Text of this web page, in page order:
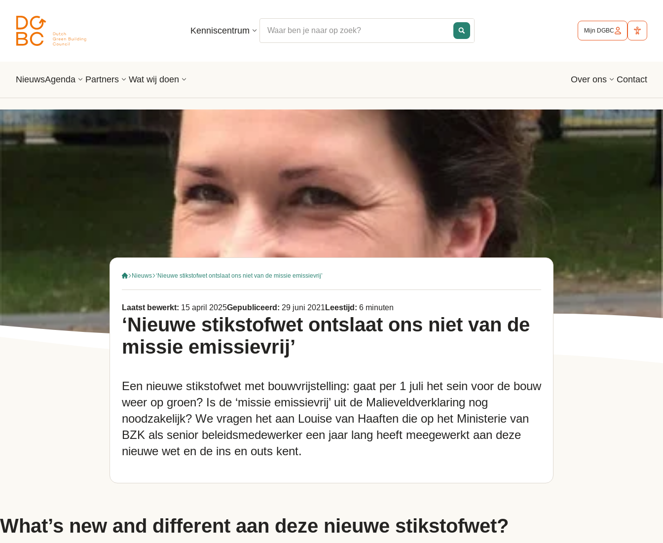
Kenniscentrum Mijn DGBC
NieuwsAgenda Partners Wat wij doen Over ons Contact
Nieuws ‘Nieuwe stikstofwet ontslaat ons niet van de missie emissievrij’
Laatst bewerkt: 15 april 2025Gepubliceerd: 29 juni 2021 Leestijd: 6 minuten
‘Nieuwe stikstofwet ontslaat ons niet van de
missie emissievrij’
Een nieuwe stikstofwet met bouwvrijstelling: gaat per 1 juli het sein voor de bouw
weer op groen? Is de ‘missie emissievrij’ uit de Malieveldverklaring nog
noodzakelijk? We vragen het aan Louise van Haaften die op het Ministerie van
BZK als senior beleidsmedewerker een jaar lang heeft meegewerkt aan deze
nieuwe wet en de ins en outs kent.
What’s new and different aan deze nieuwe stikstofwet?